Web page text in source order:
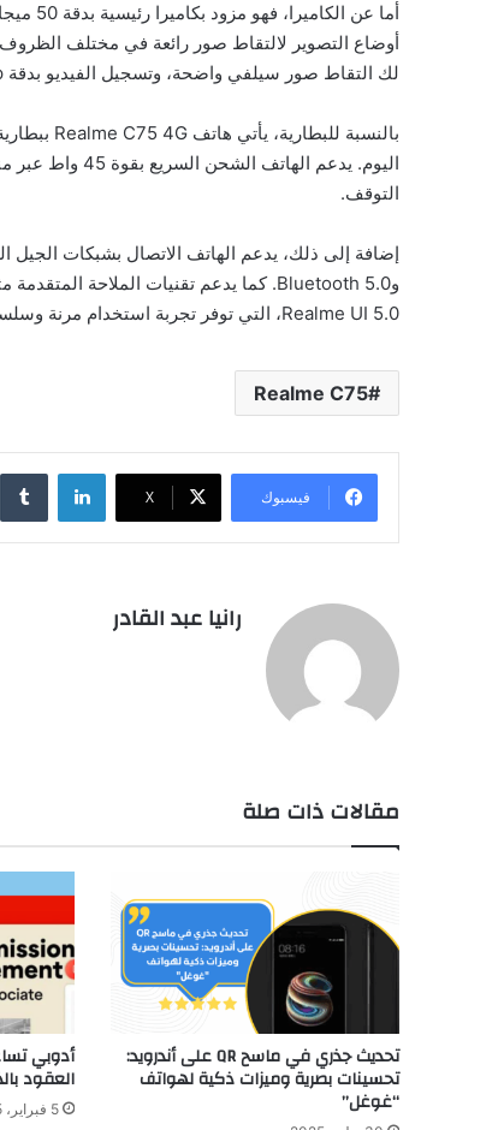
لك التقاط صور سيلفي واضحة، وتسجيل الفيديو بدقة 1080p بمعدل 30 إطارًا في الثانية.
التوقف.
Realme UI 5.0، التي توفر تجربة استخدام مرنة وسلسة مع إمكانيات تخصيص متقدمة.
Realme C75
فيسبوك ‫X
لينكدإن
رانيا عبد القادر
مقالات ذات صلة
تحديث جذري في ماسح QR على أندرويد:
تحسينات بصرية وميزات ذكية لهواتف
“غوغل”
أدوبي
العقود
5 فبراير، 2025